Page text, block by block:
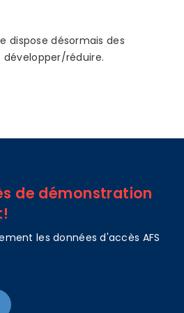
dispose désormais des
réduire.
de démonstration
les données d'accès AFS